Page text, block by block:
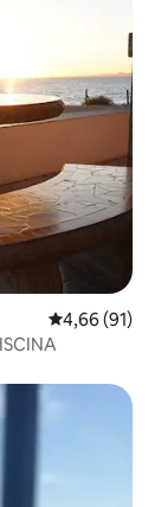
4,66 de uma
4,66 (91)